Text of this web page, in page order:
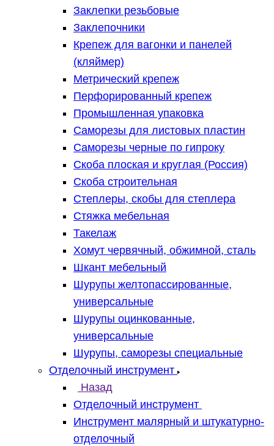
Заклепки резьбовые
Заклепочники
Крепеж для вагонки и панелей
(кляймер)
Метрический крепеж
Перфорированный крепеж
Промышленная упаковка
Саморезы для листовых пластин
Саморезы черные по гипроку
Скоба плоская и круглая (Россия)
Скоба строительная
Степлеры, скобы для степлера
Стяжка мебельная
Такелаж
Хомут червячный, обжимной, сталь
Шкант мебельный
Шурупы желтопассированные,
универсальные
Шурупы оцинкованные,
универсальные
Шурупы, саморезы специальные
Отделочный инструмент
Назад
Отделочный инструмент
Инструмент малярный и штукатурно-
отделочный